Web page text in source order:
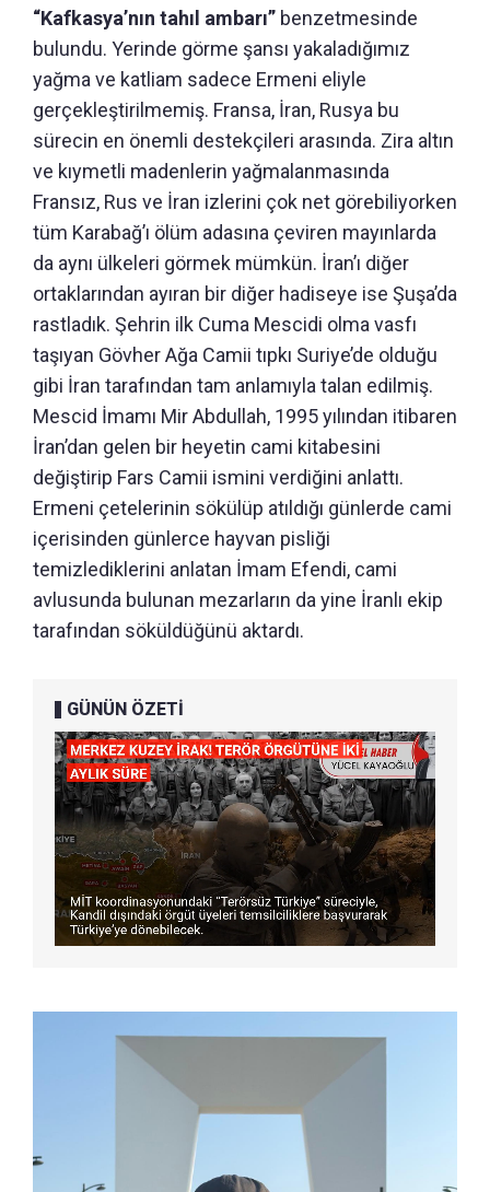
“Kafkasya’nın tahıl ambarı” benzetmesinde
bulundu. Yerinde görme şansı yakaladığımız
yağma ve katliam sadece Ermeni eliyle
gerçekleştirilmemiş. Fransa, İran, Rusya bu
sürecin en önemli destekçileri arasında. Zira altın
ve kıymetli madenlerin yağmalanmasında
Fransız, Rus ve İran izlerini çok net görebiliyorken
tüm Karabağ’ı ölüm adasına çeviren mayınlarda
da aynı ülkeleri görmek mümkün. İran’ı diğer
ortaklarından ayıran bir diğer hadiseye ise Şuşa’da
rastladık. Şehrin ilk Cuma Mescidi olma vasfı
taşıyan Gövher Ağa Camii tıpkı Suriye’de olduğu
gibi İran tarafından tam anlamıyla talan edilmiş.
Mescid İmamı Mir Abdullah, 1995 yılından itibaren
İran’dan gelen bir heyetin cami kitabesini
değiştirip Fars Camii ismini verdiğini anlattı.
Ermeni çetelerinin sökülüp atıldığı günlerde cami
içerisinden günlerce hayvan pisliği
temizlediklerini anlatan İmam Efendi, cami
avlusunda bulunan mezarların da yine İranlı ekip
tarafından söküldüğünü aktardı.
GÜNÜN ÖZETİ